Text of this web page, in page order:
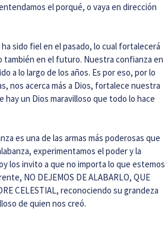
el porqué, o vaya en dirección
sido fiel en el pasado, lo cual fortalecerá
en el futuro. Nuestra confianza en
a lo largo de los años. Es por eso, por lo
nos acerca más a Dios, fortalece nuestra
un Dios maravilloso que todo lo hace
es una de las armas más poderosas que
experimentamos el poder y la
los invito a que no importa lo que estemos
NO DEJEMOS DE ALABARLO, QUE
CELESTIAL, reconociendo su grandeza
de quien nos creó.